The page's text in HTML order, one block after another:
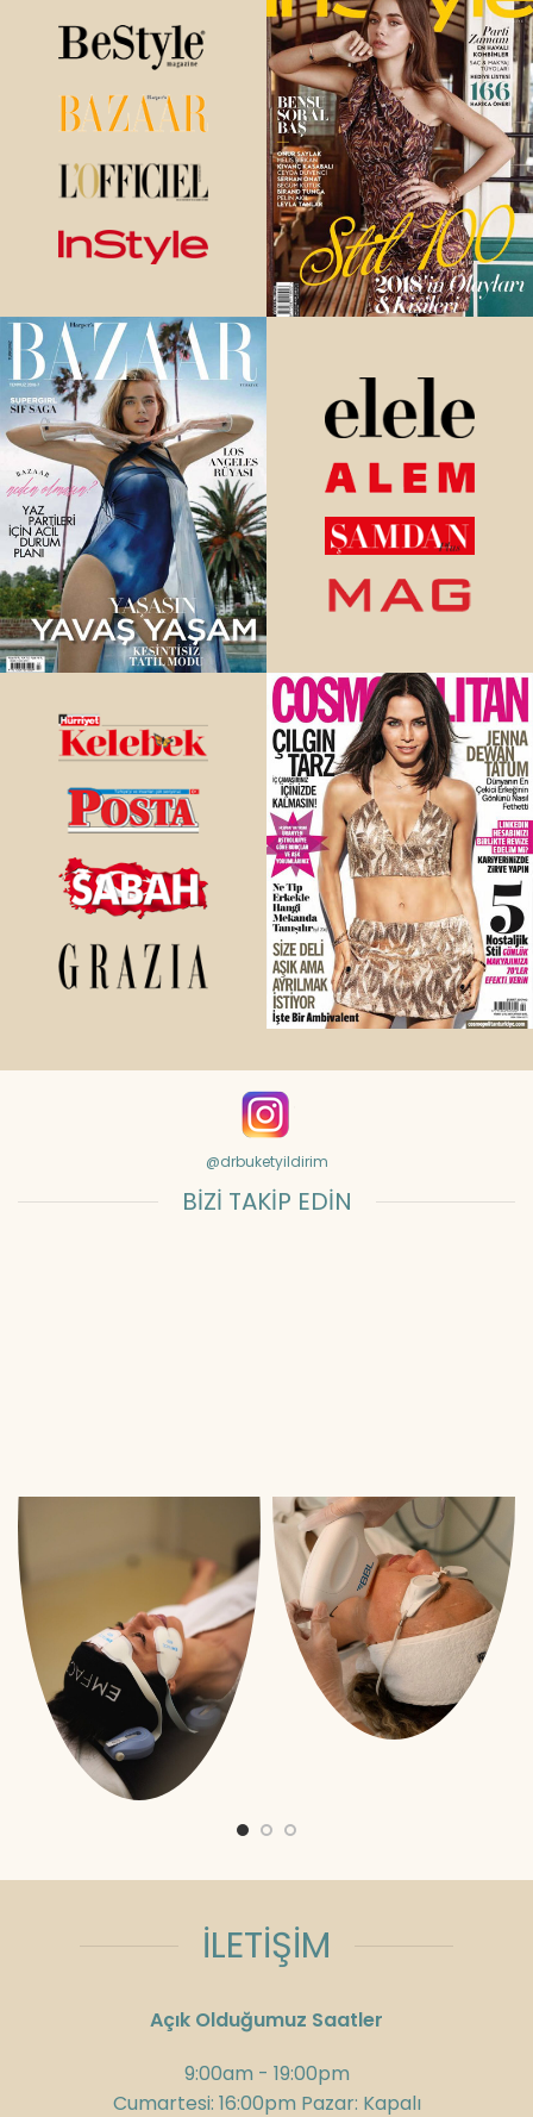
@drbuketyildirim
BİZİ TAKİP EDİN
İLETİŞİM
Açık Olduğumuz Saatler
9:00am - 19:00pm
Cumartesi: 16:00pm Pazar: Kapalı